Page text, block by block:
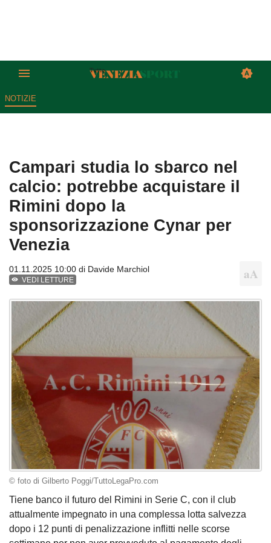
NOTIZIE
Campari studia lo sbarco nel
calcio: potrebbe acquistare il
Rimini dopo la
sponsorizzazione Cynar per
Venezia
01.11.2025 10:00 di Davide Marchiol
VEDI LETTURE
© foto di Gilberto Poggi/TuttoLegaPro.com
Tiene banco il futuro del Rimini in Serie C, con il club
attualmente impegnato in una complessa lotta salvezza
dopo i 12 punti di penalizzazione inflitti nelle scorse